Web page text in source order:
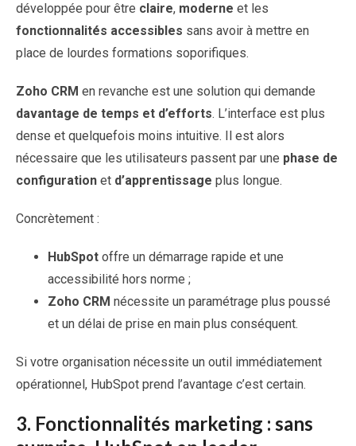
développée pour être claire, moderne et les
fonctionnalités accessibles sans avoir à mettre en
place de lourdes formations soporifiques.
Zoho CRM en revanche est une solution qui demande
davantage de temps et d’efforts. L’interface est plus
dense et quelquefois moins intuitive. Il est alors
nécessaire que les utilisateurs passent par une phase de
configuration et d’apprentissage plus longue.
Concrètement :
HubSpot offre un démarrage rapide et une
accessibilité hors norme ;
Zoho CRM nécessite un paramétrage plus poussé
et un délai de prise en main plus conséquent.
Si votre organisation nécessite un outil immédiatement
opérationnel, HubSpot prend l’avantage c’est certain.
3. Fonctionnalités marketing : sans